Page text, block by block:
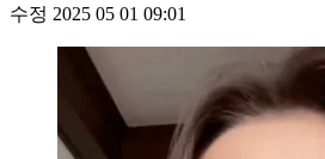
수정 2025 05 01 09:01